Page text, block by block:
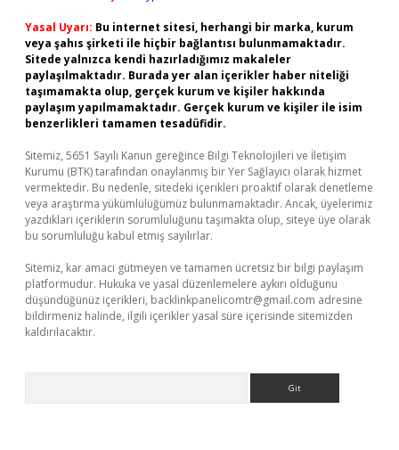
Yasal Uyarı: Bu internet sitesi, herhangi bir marka, kurum
veya şahıs şirketi ile hiçbir bağlantısı bulunmamaktadır.
Sitede yalnızca kendi hazırladığımız makaleler
paylaşılmaktadır. Burada yer alan içerikler haber niteliği
taşımamakta olup, gerçek kurum ve kişiler hakkında
paylaşım yapılmamaktadır. Gerçek kurum ve kişiler ile isim
benzerlikleri tamamen tesadüfidir.
Sitemiz, 5651 Sayılı Kanun gereğince Bilgi Teknolojileri ve İletişim
Kurumu (BTK) tarafından onaylanmış bir Yer Sağlayıcı olarak hizmet
vermektedir. Bu nedenle, sitedeki içerikleri proaktif olarak denetleme
veya araştırma yükümlülüğümüz bulunmamaktadır. Ancak, üyelerimiz
yazdıkları içeriklerin sorumluluğunu taşımakta olup, siteye üye olarak
bu sorumluluğu kabul etmiş sayılırlar.
Sitemiz, kar amacı gütmeyen ve tamamen ücretsiz bir bilgi paylaşım
platformudur. Hukuka ve yasal düzenlemelere aykırı olduğunu
düşündüğünüz içerikleri, backlinkpanelicomtr@gmail.com adresine
bildirmeniz halinde, ilgili içerikler yasal süre içerisinde sitemizden
kaldırılacaktır.